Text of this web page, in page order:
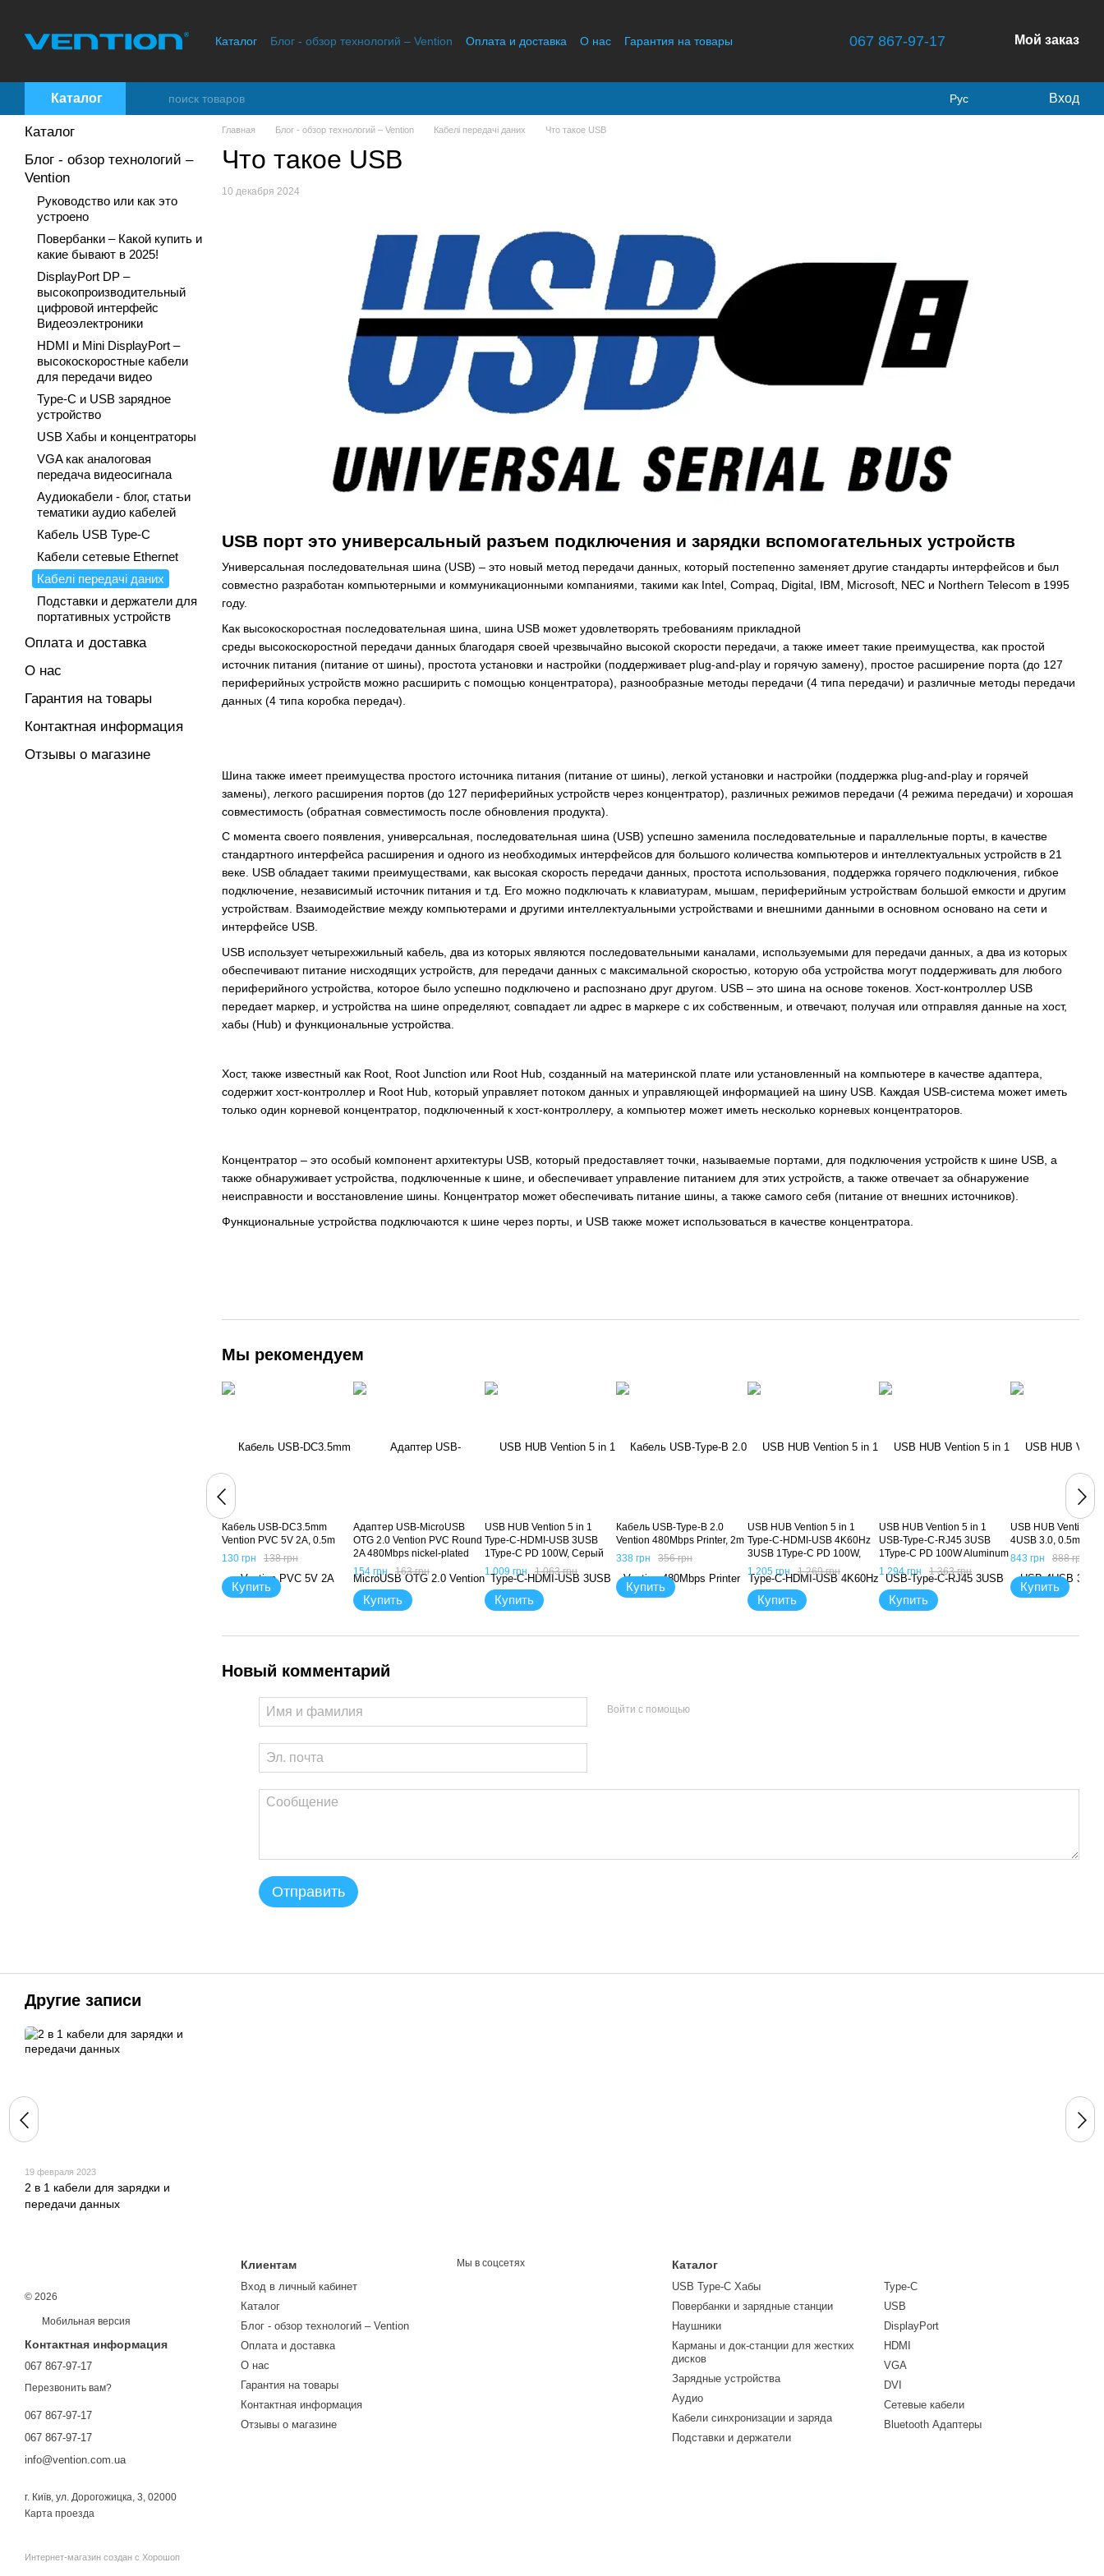
Каталог Блог - обзор технологий – Vention Оплата и доставка О нас
Гарантия на товары
067 867-97-17 Мой заказ
Каталог Рус Вход
Главная Блог - обзор технологий – Vention Кабелі передачі даних Что такое USB
Что такое USB
10 декабря 2024
USB порт это универсальный разъем подключения и зарядки вспомогательных устройств
Универсальная последовательная шина (USB) – это новый метод передачи данных, который постепенно заменяет другие стандарты интерфейсов и был
совместно разработан компьютерными и коммуникационными компаниями, такими как Intel, Compaq, Digital, IBM, Microsoft, NEC и Northern Telecom в 1995
году.
Как высокоскоростная последовательная шина, шина USB может удовлетворять требованиям прикладной
среды высокоскоростной передачи данных благодаря своей чрезвычайно высокой скорости передачи, а также имеет такие преимущества, как простой
источник питания (питание от шины), простота установки и настройки (поддерживает plug-and-play и горячую замену), простое расширение порта (до 127
периферийных устройств можно расширить с помощью концентратора), разнообразные методы передачи (4 типа передачи) и различные методы передачи
данных (4 типа коробка передач).
Шина также имеет преимущества простого источника питания (питание от шины), легкой установки и настройки (поддержка plug-and-play и горячей
замены), легкого расширения портов (до 127 периферийных устройств через концентратор), различных режимов передачи (4 режима передачи) и хорошая
совместимость (обратная совместимость после обновления продукта).
С момента своего появления, универсальная, последовательная шина (USB) успешно заменила последовательные и параллельные порты, в качестве
стандартного интерфейса расширения и одного из необходимых интерфейсов для большого количества компьютеров и интеллектуальных устройств в 21
веке. USB обладает такими преимуществами, как высокая скорость передачи данных, простота использования, поддержка горячего подключения, гибкое
подключение, независимый источник питания и т.д. Его можно подключать к клавиатурам, мышам, периферийным устройствам большой емкости и другим
устройствам. Взаимодействие между компьютерами и другими интеллектуальными устройствами и внешними данными в основном основано на сети и
интерфейсе USB.
USB использует четырехжильный кабель, два из которых являются последовательными каналами, используемыми для передачи данных, а два из которых
обеспечивают питание нисходящих устройств, для передачи данных с максимальной скоростью, которую оба устройства могут поддерживать для любого
периферийного устройства, которое было успешно подключено и распознано друг другом. USB – это шина на основе токенов. Хост-контроллер USB
передает маркер, и устройства на шине определяют, совпадает ли адрес в маркере с их собственным, и отвечают, получая или отправляя данные на хост,
хабы (Hub) и функциональные устройства.
Хост, также известный как Root, Root Junction или Root Hub, созданный на материнской плате или установленный на компьютере в качестве адаптера,
содержит хост-контроллер и Root Hub, который управляет потоком данных и управляющей информацией на шину USB. Каждая USB-система может иметь
только один корневой концентратор, подключенный к хост-контроллеру, а компьютер может иметь несколько корневых концентраторов.
Концентратор – это особый компонент архитектуры USB, который предоставляет точки, называемые портами, для подключения устройств к шине USB, а
также обнаруживает устройства, подключенные к шине, и обеспечивает управление питанием для этих устройств, а также отвечает за обнаружение
неисправности и восстановление шины. Концентратор может обеспечивать питание шины, а также самого себя (питание от внешних источников).
Функциональные устройства подключаются к шине через порты, и USB также может использоваться в качестве концентратора.
Мы рекомендуем
Кабель USB-DC3.5mm
Vention PVC 5V 2A, 0.5m
130 грн
138 грн
Купить
Адаптер USB-MicroUSB
OTG 2.0 Vention PVC Round
2A 480Mbps nickel-plated
0.15m Black (CCUBB),
0.15m, Черный
154 грн 163 грн
Купить
USB HUB Vention 5 in 1
Type-C-HDMI-USB 3USB
1Type-C PD 100W, Серый
1 009 грн
1 063 грн
Купить
Кабель USB-Type-B 2.0
Vention 480Mbps Printer, 2m
338 грн
356 грн
Купить
USB HUB Vention 5 in 1
Type-C-HDMI-USB 4K60Hz
3USB 1Type-C PD 100W,
Серый
1 205 грн 1 269 грн
Купить
USB HUB Vention 5 in 1
USB-Type-C-RJ45 3USB
1Type-C PD 100W Aluminum
Alloy, Синий
1 294 грн 1 363 грн
Купить
USB HUB Vention
4USB 3.0, 0.5m
843 грн
888 грн
Купить
Новый комментарий
Войти с помощью
Отправить
Каталог
Блог - обзор технологий –
Vention
Руководство или как это
устроено
Повербанки – Какой купить и
какие бывают в 2025!
DisplayPort DP –
высокопроизводительный
цифровой интерфейс
Видеоэлектроники
HDMI и Mini DisplayPort –
высокоскоростные кабели
для передачи видео
Type-C и USB зарядное
устройство
USB Хабы и концентраторы
VGA как аналоговая
передача видеосигнала
Аудиокабели - блог, статьи
тематики аудио кабелей
Кабель USB Type-C
Кабели сетевые Ethernet
Кабелі передачі даних
Подставки и держатели для
портативных устройств
Оплата и доставка
О нас
Гарантия на товары
Контактная информация
Отзывы о магазине
Другие записи
19 февраля 2023
2 в 1 кабели для зарядки и
передачи данных
© 2026
Мобильная версия
Контактная информация
067 867-97-17
Перезвонить вам?
067 867-97-17
067 867-97-17
info@vention.com.ua
г. Київ, ул. Дорогожицка, 3, 02000
Карта проезда
Интернет-магазин создан с Хорошоп
Клиентам
Вход в личный кабинет
Каталог
Блог - обзор технологий – Vention
Оплата и доставка
О нас
Гарантия на товары
Контактная информация
Отзывы о магазине
Мы в соцсетях Каталог
USB Type-C Хабы
Повербанки и зарядные станции
Наушники
Карманы и док-станции для жестких
дисков
Зарядные устройства
Аудио
Кабели синхронизации и заряда
Подставки и держатели
Type-C
USB
DisplayPort
HDMI
VGA
DVI
Сетевые кабели
Bluetooth Адаптеры